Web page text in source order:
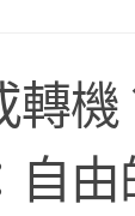
轉
自